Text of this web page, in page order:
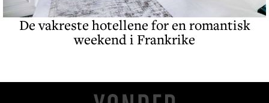
De vakreste hotellene for en romantisk
weekend i Frankrike